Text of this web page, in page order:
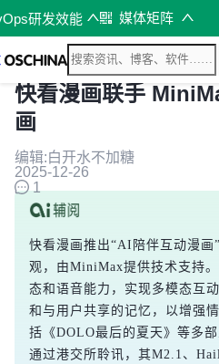
研发效能 媒体矩阵
快看漫画联手
画
编辑:白开水不加糖
2025-12-26
1
快看漫画推出“AI陪伴互动漫
观，由MiniMax提供技术支持
态和语音能力，实现多模态互
和与用户共享的记忆，以增强
括《DOLO最后的夏天》等多
通过港交所聆讯，其M2.1、